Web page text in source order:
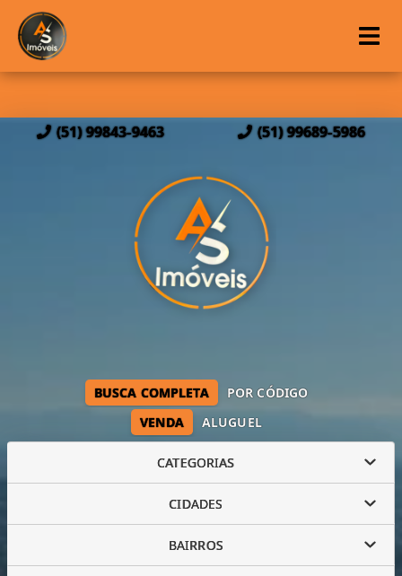
(51) 99843-9463 (51) 99689-5986
VENDA ALUGUEL
BUSCA COMPLETA POR CÓDIGO
CATEGORIAS
CIDADES
BAIRROS